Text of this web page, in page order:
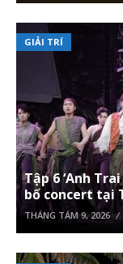
GIẢI TRÍ
Tập 6 ‘Anh
bố concert tại
THÁNG TÁM 9, 2026